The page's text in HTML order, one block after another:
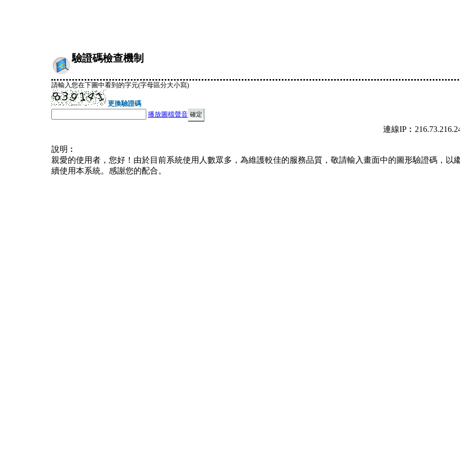
驗證碼檢查機制
請輸入您在下圖中看到的字元(字母區分大小寫)
更換驗證碼
播放圖檔聲音
連線
說明︰
親愛的使用者，您好！由於目前系統使用人數眾多，為維護較佳的服務品質，敬請輸入畫面中的圖形驗證碼，以
續使用本系統。感謝您的配合。